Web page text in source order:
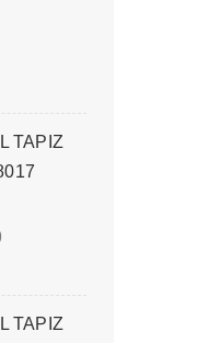
TAPIZ
TAPIZ